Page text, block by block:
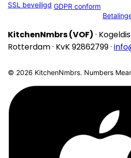
SSL beveiligd GDPR conform
KitchenNmbrs (VOF) ·
Rotterdam · KvK 92862799 ·
© 2026 KitchenNmbrs. Numbers